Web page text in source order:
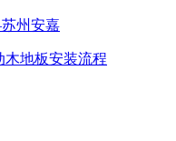
州安嘉
木地板安装流程